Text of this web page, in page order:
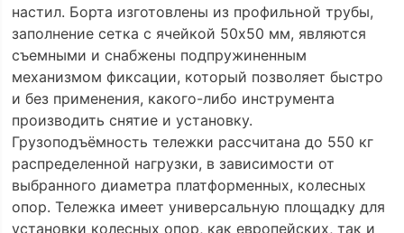
настил. Борта изготовлены из профильной трубы,
заполнение сетка с ячейкой 50х50 мм, являются
съемными и снабжены подпружиненным
механизмом фиксации, который позволяет быстро
и без применения, какого-либо инструмента
производить снятие и установку.
Грузоподъёмность тележки рассчитана до 550 кг
распределенной нагрузки, в зависимости от
выбранного диаметра платформенных, колесных
опор. Тележка имеет универсальную площадку для
установки колесных опор, как европейских, так и